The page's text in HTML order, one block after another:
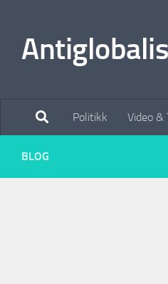
Politikk Video &
BLOG